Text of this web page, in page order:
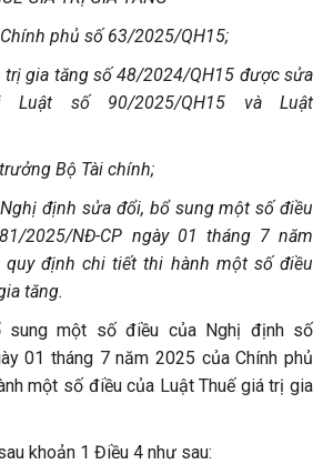
phủ số 63/2025/QH15;
trị gia tăng số 48/2024/QH15 được sửa
số 90/2025/QH15 và Luật
Bộ Tài chính;
định sửa đổi, bổ sung một số điều
2025/NĐ-CP ngày 01 tháng 7 năm
quy định chi tiết thi hành một số điều
tăng.
một số điều của Nghị định số
01 tháng 7 năm 2025 của Chính phủ
một số điều của Luật Thuế giá trị gia
khoản 1 Điều 4 như sau: